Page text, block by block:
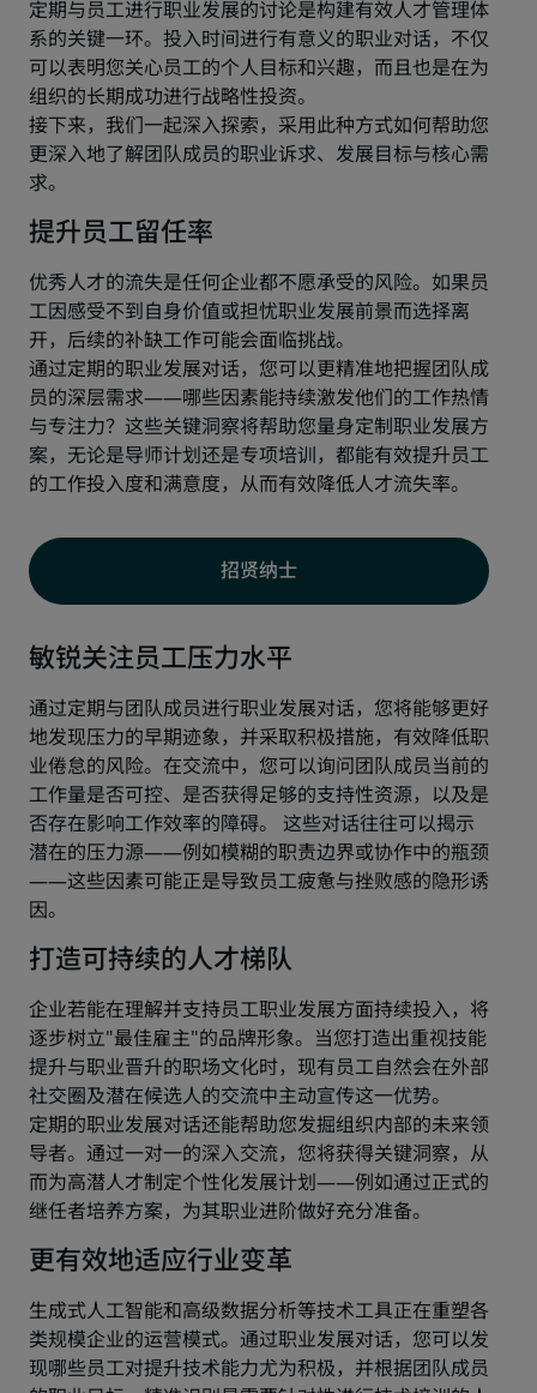
定期与员工进行职业发展的讨论是构建有效人才管理体
系的关键一环。投入时间进行有意义的职业对话，不仅
可以表明您关心员工的个人目标和兴趣，而且也是在为
组织的长期成功进行战略性投资。
接下来，我们一起深入探索，采用此种方式如何帮助您
更深入地了解团队成员的职业诉求、发展目标与核心需
求。
提升员工留任率
优秀人才的流失是任何企业都不愿承受的风险。如果员
工因感受不到自身价值或担忧职业发展前景而选择离
开，后续的补缺工作可能会面临挑战。
通过定期的职业发展对话，您可以更精准地把握团队成
员的深层需求——哪些因素能持续激发他们的工作热情
与专注力？这些关键洞察将帮助您量身定制职业发展方
案，无论是导师计划还是专项培训，都能有效提升员工
的工作投入度和满意度，从而有效降低人才流失率。
招贤纳士
敏锐关注员工压力水平
通过定期与团队成员进行职业发展对话，您将能够更好
地发现压力的早期迹象，并采取积极措施，有效降低职
业倦怠的风险。在交流中，您可以询问团队成员当前的
工作量是否可控、是否获得足够的支持性资源，以及是
否存在影响工作效率的障碍。 这些对话往往可以揭示
潜在的压力源——例如模糊的职责边界或协作中的瓶颈
——这些因素可能正是导致员工疲惫与挫败感的隐形诱
因。
打造可持续的人才梯队
企业若能在理解并支持员工职业发展方面持续投入，将
逐步树立"最佳雇主"的品牌形象。当您打造出重视技能
提升与职业晋升的职场文化时，现有员工自然会在外部
社交圈及潜在候选人的交流中主动宣传这一优势。
定期的职业发展对话还能帮助您发掘组织内部的未来领
导者。通过一对一的深入交流，您将获得关键洞察，从
而为高潜人才制定个性化发展计划——例如通过正式的
继任者培养方案，为其职业进阶做好充分准备。
更有效地适应行业变革
生成式人工智能和高级数据分析等技术工具正在重塑各
类规模企业的运营模式。通过职业发展对话，您可以发
现哪些员工对提升技术能力尤为积极，并根据团队成员